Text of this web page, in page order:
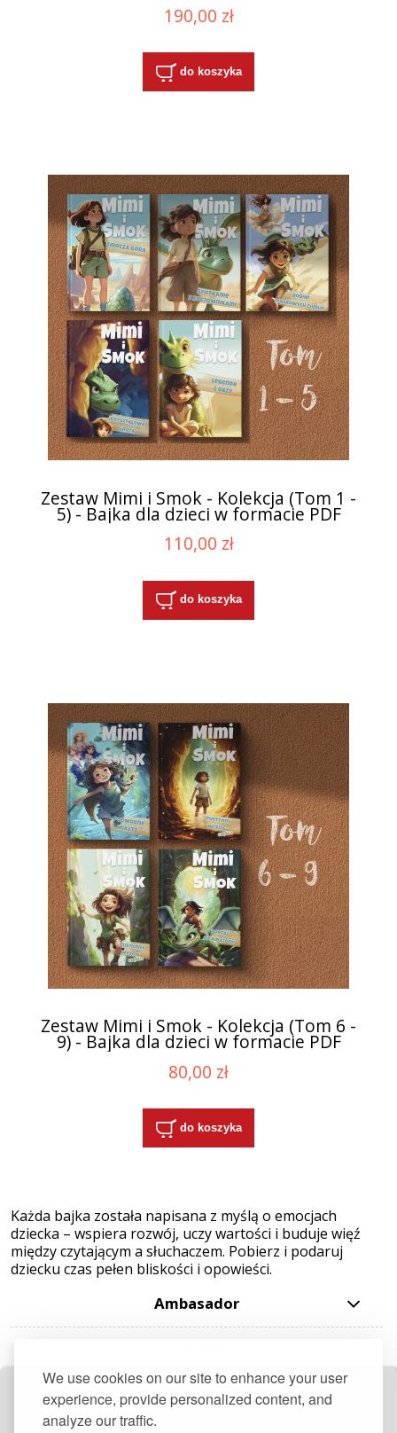
We use cookies on our site to enhance your user
experience, provide personalized content, and
analyze our traffic.
190,00 zł
do koszyka
Zestaw Mimi i Smok - Kolekcja (Tom 1 -
5) - Bajka dla dzieci w formacie PDF
110,00 zł
do koszyka
Zestaw Mimi i Smok - Kolekcja (Tom 6 -
9) - Bajka dla dzieci w formacie PDF
80,00 zł
do koszyka
Każda bajka została napisana z myślą o emocjach
dziecka – wspiera rozwój, uczy wartości i buduje więź
między czytającym a słuchaczem. Pobierz i podaruj
dziecku czas pełen bliskości i opowieści.
Ambasador
Pomoc
Otrzymaj darmowy przepis + 10 zł rabatu